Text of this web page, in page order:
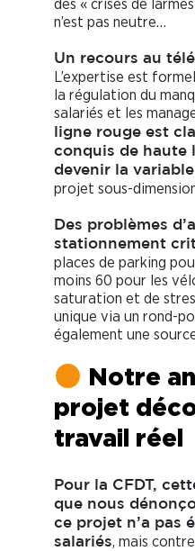
des « crises de
n’est pas neutre…
Un recours au
L’expertise est
la régulation du
salariés et les
ligne rouge est
conquis de haute
devenir la
projet sous-
Des problèmes
stationnement
places de parking
moins 60 pour les
saturation et de
unique via un rond-
également une
Notre
projet
travail réel
Pour la CFDT,
que nous
ce projet n’a pas
salariés, mais